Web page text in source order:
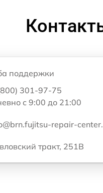
поддержки
301-97-75
с 9:00 до 21:00
repair-
тракт, 251В